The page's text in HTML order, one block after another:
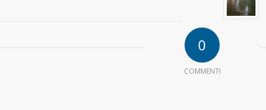
0
COMMENTI